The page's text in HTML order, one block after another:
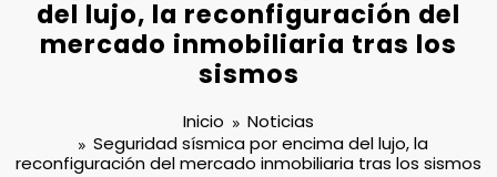
del lujo, la reconfiguración del
mercado inmobiliaria tras los
sismos
Inicio
Noticias
Seguridad sísmica por encima del lujo, la
reconfiguración del mercado inmobiliaria tras los sismos